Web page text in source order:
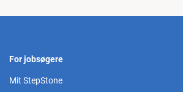
For jobsøgere
Mit StepStone